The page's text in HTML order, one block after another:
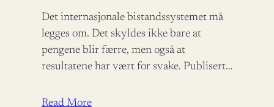
Det internasjonale bistandssystemet må
legges om. Det skyldes ikke bare at
pengene blir færre, men også at
resultatene har vært for svake. Publisert i
internasjonale bistandsregimet…
Read More